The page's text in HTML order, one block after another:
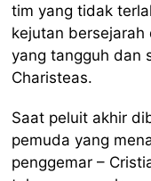
tim yang tidak
kejutan
yang tangguh dan
Charisteas.
Saat peluit akhir
pemuda yang
penggemar –